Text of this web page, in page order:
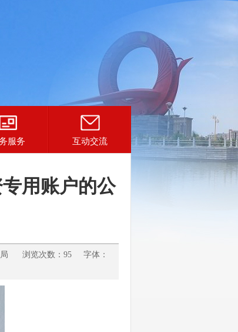
服务 互动交流
用账户的公
局 浏览次数：95 字体：